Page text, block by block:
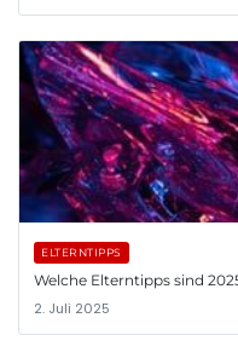
ELTERNTIPPS
Welche Elterntipps sind
2. Juli 2025